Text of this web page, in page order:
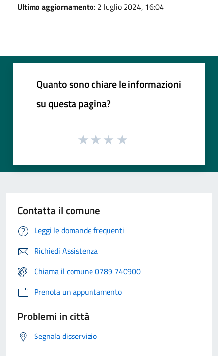
Ultimo aggiornamento: 2 luglio 2024, 16:04
Quanto sono chiare le informazioni
su questa pagina?
Contatta il comune
Leggi le domande frequenti
Richiedi Assistenza
Chiama il comune 0789 740900
Prenota un appuntamento
Problemi in città
Segnala disservizio